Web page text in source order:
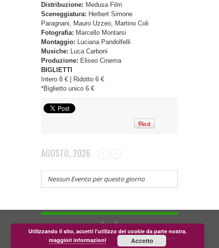
Distribuzione: Medusa Film
Sceneggiatura: Herbert Simone
Paragnani, Mauro Uzzeo, Martino Coli
Fotografia: Marcello Montarsi
Montaggio:
Luciana Pandolfelli
Musiche:
Luca Carboni
Produzione: Eliseo Cinema
BIGLIETTI
Intero 8 € | Ridotto 6 €
*Biglietto unico 6 €
AGOSTO, 2026
Nessun Evento per questo giorno
Teatrino dei Fondi APS - via Zara, 58 56024 Corazzano
Utilizzando il sito, accetti l'utilizzo dei cookie da parte nostra.
maggiori informazioni
Accetto